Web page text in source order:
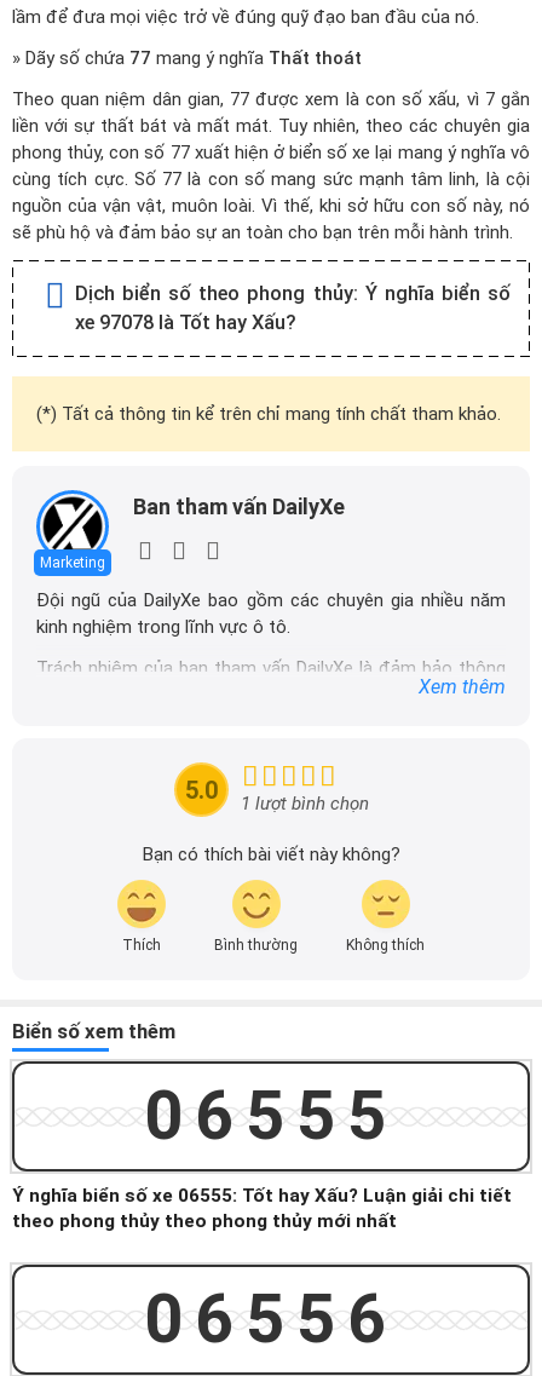
lầm để đưa mọi việc trở về đúng quỹ đạo ban đầu của nó.
» Dãy số chứa 77 mang ý nghĩa Thất thoát
Theo quan niệm dân gian, 77 được xem là con số xấu, vì 7 gắn
liền với sự thất bát và mất mát. Tuy nhiên, theo các chuyên gia
phong thủy, con số 77 xuất hiện ở biển số xe lại mang ý nghĩa vô
cùng tích cực. Số 77 là con số mang sức mạnh tâm linh, là cội
nguồn của vận vật, muôn loài. Vì thế, khi sở hữu con số này, nó
sẽ phù hộ và đảm bảo sự an toàn cho bạn trên mỗi hành trình.
Dịch biển số theo phong thủy: Ý nghĩa biển số
xe 97078 là Tốt hay Xấu?
(*) Tất cả thông tin kể trên chỉ mang tính chất tham khảo.
Marketing
Ban tham vấn DailyXe
Đội ngũ của DailyXe bao gồm các chuyên gia nhiều năm
kinh nghiệm trong lĩnh vực ô tô.
Trách nhiệm của ban tham vấn DailyXe là đảm bảo thông
tin chính xác được đăng tải trên dailyxe.com.vn, thường
tin nhanh chóng và dễ dàng hơn.
Xem thêm
5.0 1 lượt bình chọn
Bạn có thích bài viết này không?
Thích Bình thường Không thích
Biển số xem thêm
06555
Ý nghĩa biển số xe 06555: Tốt hay Xấu? Luận giải chi tiết
theo phong thủy theo phong thủy mới nhất
06556